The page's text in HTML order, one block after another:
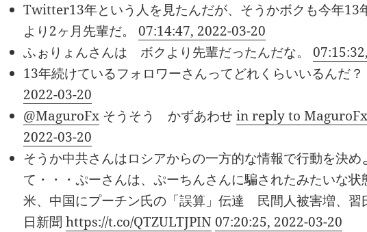
Twitter13年という人を見たんだが、そうかボクも今年13
より2ヶ月先輩だ。07:14:47, 2022-03-20
ふぉりょんさんは ボクより先輩だったんだな。
13年続けているフォロワーさんってどれくらいいるんだ？
2022-03-20
@MaguroFx そうそう かずあわせin reply to MaguroFx
2022-03-20
そうか中共さんはロシアからの一方的な情報で行動を決め
て・・・ぷーさんは、ぷーちんさんに騙されたみたいな状
米、中国にプーチン氏の「誤算」伝達 民間人被害増、
日新聞https://t.co/QTZULTJPIN 07:20:25, 2022-03-20